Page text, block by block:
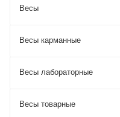
Весы
Весы карманные
Весы лабораторные
Весы товарные